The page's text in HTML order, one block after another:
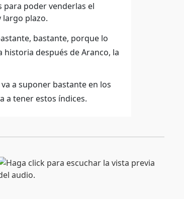
para poder venderlas el
largo plazo.
bastante, porque lo
después de Aranco, la
a suponer bastante en los
a tener estos índices.